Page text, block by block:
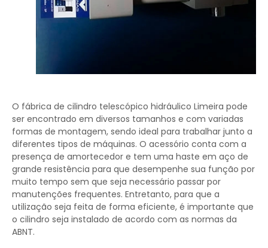
O fábrica de cilindro telescópico hidráulico Limeira pode
ser encontrado em diversos tamanhos e com variadas
formas de montagem, sendo ideal para trabalhar junto a
diferentes tipos de máquinas. O acessório conta com a
presença de amortecedor e tem uma haste em aço de
grande resistência para que desempenhe sua função por
muito tempo sem que seja necessário passar por
manutenções frequentes. Entretanto, para que a
utilização seja feita de forma eficiente, é importante que
o cilindro seja instalado de acordo com as normas da
ABNT.